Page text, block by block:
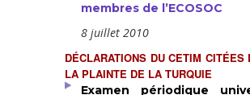
membres de l’ECOSOC
8 juillet 2010
DÉCLARATIONS DU CETIM CITÉES
LA PLAINTE DE LA TURQUIE
Examen périodique